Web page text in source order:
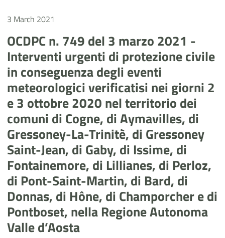
3 March 2021
OCDPC n. 749 del 3 marzo 2021 -
Interventi urgenti di protezione civile
in conseguenza degli eventi
meteorologici verificatisi nei giorni 2
e 3 ottobre 2020 nel territorio dei
comuni di Cogne, di Aymavilles, di
Gressoney-La-Trinitè, di Gressoney
Saint-Jean, di Gaby, di Issime, di
Fontainemore, di Lillianes, di Perloz,
di Pont-Saint-Martin, di Bard, di
Donnas, di Hône, di Champorcher e di
Pontboset, nella Regione Autonoma
Valle d’Aosta